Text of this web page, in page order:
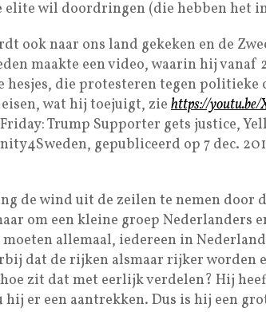
elite wil doordringen (die hebben het
ook naar ons land gekeken en de
maakte een video, waarin hij vanaf
hesjes, die protesteren tegen politieke
wat hij toejuigt, zie https://
Friday: Trump Supporter gets justice,
gepubliceerd op 7 dec.
de wind uit de zeilen te nemen door
om een kleine groep Nederlanders
allemaal, iedereen in
dat de rijken alsmaar rijker worden
zit dat met eerlijk verdelen? Hij
hij er een aantrekken. Dus is hij een